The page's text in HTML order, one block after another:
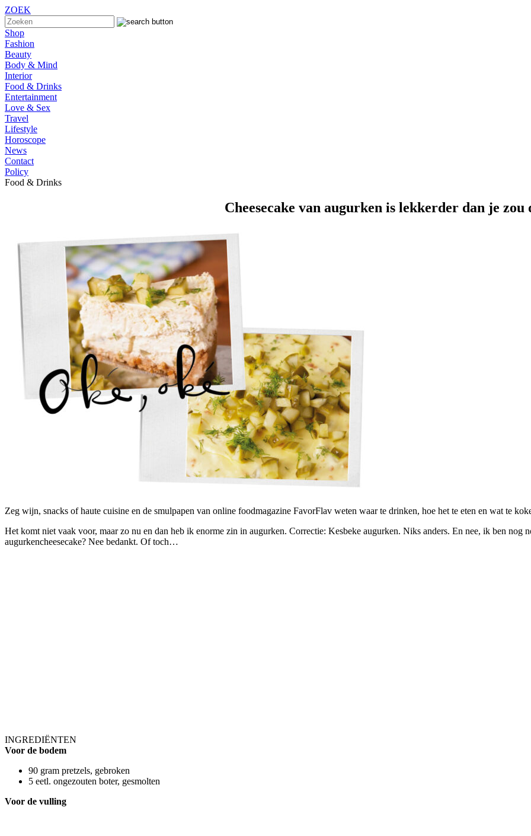
ZOEK
Shop
Fashion
Beauty
Body & Mind
Interior
Food & Drinks
Entertainment
Love & Sex
Travel
Lifestyle
Horoscope
News
Contact
Policy
Food & Drinks
Cheesecake van augurken is lekkerder dan je zou
Zeg wijn, snacks of haute cuisine en de smulpapen van online foodmagazine FavorFlav weten waar te drinken, hoe het te eten en wat te
Het komt niet vaak voor, maar zo nu en dan heb ik enorme zin in augurken. Correctie: Kesbeke augurken. Niks anders. En nee, ik ben nog
augurkencheesecake? Nee bedankt. Of toch…
INGREDIËNTEN
Voor de bodem
90 gram pretzels, gebroken
5 eetl. ongezouten boter, gesmolten
Voor de vulling